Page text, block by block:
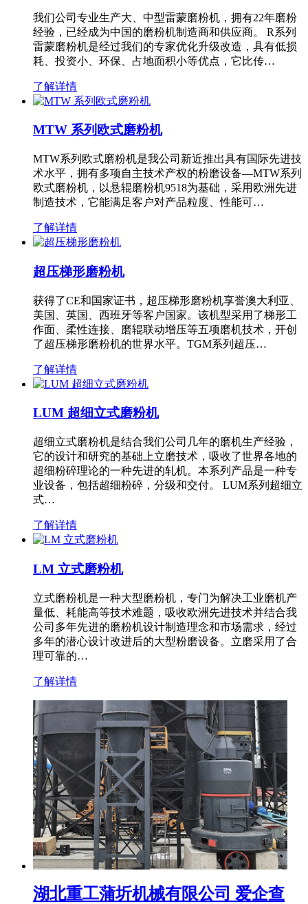
我们公司专业生产大、中型雷蒙磨粉机，拥有22年磨粉
经验，已经成为中国的磨粉机制造商和供应商。 R系列
雷蒙磨粉机是经过我们的专家优化升级改造，具有低损
耗、投资小、环保、占地面积小等优点，它比传…
了解详情
MTW 系列欧式磨粉机
MTW系列欧式磨粉机是我公司新近推出具有国际先进技
术水平，拥有多项自主技术产权的粉磨设备—MTW系列
欧式磨粉机，以悬辊磨粉机9518为基础，采用欧洲先进
制造技术，它能满足客户对产品粒度、性能可…
了解详情
超压梯形磨粉机
获得了CE和国家证书，超压梯形磨粉机享誉澳大利亚、
美国、英国、西班牙等客户国家。该机型采用了梯形工
作面、柔性连接、磨辊联动增压等五项磨机技术，开创
了超压梯形磨粉机的世界水平。TGM系列超压…
了解详情
LUM 超细立式磨粉机
超细立式磨粉机是结合我们公司几年的磨机生产经验，
它的设计和研究的基础上立磨技术，吸收了世界各地的
超细粉碎理论的一种先进的轧机。本系列产品是一种专
业设备，包括超细粉碎，分级和交付。 LUM系列超细立
式…
了解详情
LM 立式磨粉机
立式磨粉机是一种大型磨粉机，专门为解决工业磨机产
量低、耗能高等技术难题，吸收欧洲先进技术并结合我
公司多年先进的磨粉机设计制造理念和市场需求，经过
多年的潜心设计改进后的大型粉磨设备。立磨采用了合
理可靠的…
了解详情
湖北重工蒲圻机械有限公司 爱企查